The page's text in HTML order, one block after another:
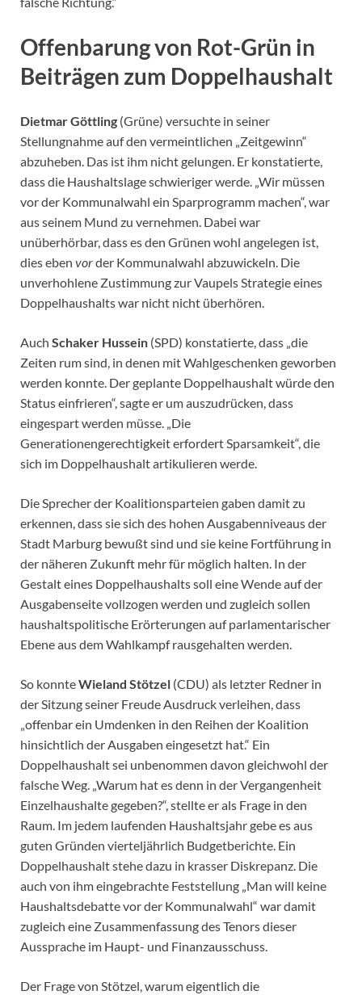
Offenbarung von Rot-Grün in
Beiträgen zum Doppelhaushalt
Dietmar Göttling (Grüne) versuchte in seiner
Stellungnahme auf den vermeintlichen „Zeitgewinn“
abzuheben. Das ist ihm nicht gelungen. Er konstatierte,
dass die Haushaltslage schwieriger werde. „Wir müssen
vor der Kommunalwahl ein Sparprogramm machen“, war
aus seinem Mund zu vernehmen. Dabei war
unüberhörbar, dass es den Grünen wohl angelegen ist,
dies eben vorder Kommunalwahl abzuwickeln. Die
unverhohlene Zustimmung zur Vaupels Strategie eines
Doppelhaushalts war nicht nicht überhören.
Auch Schaker Hussein (SPD) konstatierte, dass „die
Zeiten rum sind, in denen mit Wahlgeschenken geworben
werden konnte. Der geplante Doppelhaushalt würde den
Status einfrieren“, sagte er um auszudrücken, dass
eingespart werden müsse. „Die
Generationengerechtigkeit erfordert Sparsamkeit“, die
sich im Doppelhaushalt artikulieren werde.
Die Sprecher der Koalitionsparteien gaben damit zu
erkennen, dass sie sich des hohen Ausgabenniveaus der
Stadt Marburg bewußt sind und sie keine Fortführung in
der näheren Zukunft mehr für möglich halten. In der
Gestalt eines Doppelhaushalts soll eine Wende auf der
Ausgabenseite vollzogen werden und zugleich sollen
haushaltspolitische Erörterungen auf parlamentarischer
Ebene aus dem Wahlkampf rausgehalten werden.
So konnteWieland Stötzel (CDU) als letzter Redner in
der Sitzung seiner Freude Ausdruck verleihen, dass
„offenbar ein Umdenken in den Reihen der Koalition
hinsichtlich der Ausgaben eingesetzt hat.“ Ein
Doppelhaushalt sei unbenommen davon gleichwohl der
falsche Weg. „Warum hat es denn in der Vergangenheit
Einzelhaushalte gegeben?“, stellte er als Frage in den
Raum. Im jedem laufenden Haushaltsjahr gebe es aus
guten Gründen vierteljährlich Budgetberichte. Ein
Doppelhaushalt stehe dazu in krasser Diskrepanz. Die
auch von ihm eingebrachte Feststellung „Man will keine
Haushaltsdebatte vor der Kommunalwahl“ war damit
zugleich eine Zusammenfassung des Tenors dieser
Aussprache im Haupt- und Finanzausschuss.
Der Frage von Stötzel, warum eigentlich die